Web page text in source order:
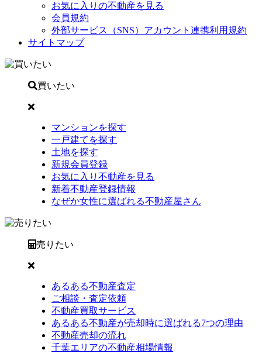
お気に入りの不動産を見る
会員規約
外部サービス（SNS）アカウント連携利用規約
サイトマップ
買いたい
マンションを探す
一戸建てを探す
土地を探す
新規会員登録
お気に入り不動産を見る
新着不動産登録情報
なぜか女性に選ばれる不動産屋さん
売りたい
あるある不動産査定
ご相談・査定依頼
不動産買取サービス
あるある不動産が売却時に選ばれる7つの理由
不動産売却の流れ
千葉エリアの不動産相場情報